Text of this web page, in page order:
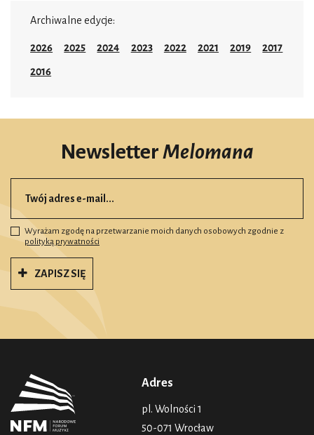
Archiwalne edycje:
2026 2025 2024 2023 2022 2021 2019 2017
2016
NewsletterMelomana
Wyrażam zgodę na przetwarzanie moich danych osobowych zgodnie z
polityką prywatności
ZAPISZ SIĘ
Adres
pl. Wolności 1
50-071 Wrocław